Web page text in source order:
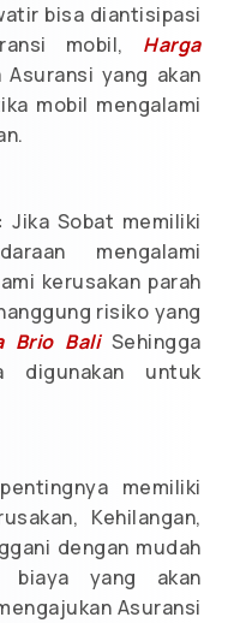
bisa diantisipasi
mobil, Harga
yang akan
mobil mengalami
:Jika Sobat memiliki
mengalami
kerusakan parah
risiko yang
Brio BaliSehingga
digunakan untuk
memiliki
Kehilangan,
dengan mudah
biaya yang akan
Asuransi